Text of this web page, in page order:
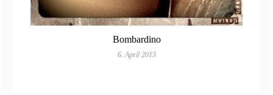
Bombardino
6. April 2013